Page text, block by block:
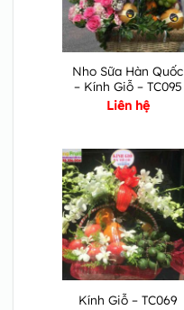
Nho Sữa Hàn Quốc
– Kính Giỗ – TC095
Liên hệ
Kính Giỗ – TC069